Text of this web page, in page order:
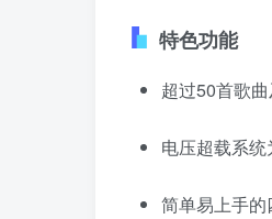
特色功能
超过50首歌
电压超载系
简单易上手